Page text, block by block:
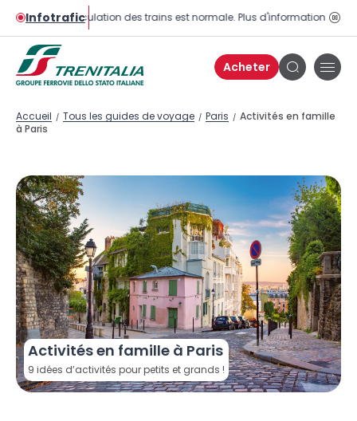
Infotrafic
La circulation des trains est normale. Plus d'informations sur la
Acheter
Bouton
recherche
Accueil / Tous les guides de voyage / Paris / Activités en famille
à Paris
Activités en famille à Paris
9 idées d’activités pour petits et grands !